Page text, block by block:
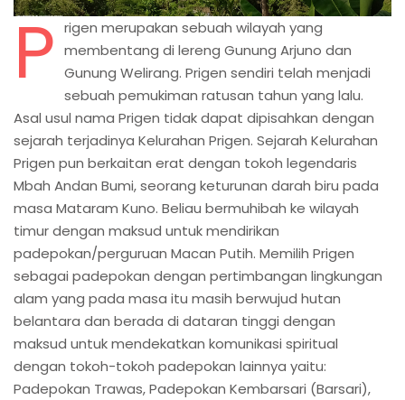
P rigen merupakan sebuah wilayah yang
membentang di lereng Gunung Arjuno dan
Gunung Welirang. Prigen sendiri telah menjadi
sebuah pemukiman ratusan tahun yang lalu.
Asal usul nama Prigen tidak dapat dipisahkan dengan
sejarah terjadinya Kelurahan Prigen. Sejarah Kelurahan
Prigen pun berkaitan erat dengan tokoh legendaris
Mbah Andan Bumi, seorang keturunan darah biru pada
masa Mataram Kuno. Beliau bermuhibah ke wilayah
timur dengan maksud untuk mendirikan
padepokan/perguruan Macan Putih. Memilih Prigen
sebagai padepokan dengan pertimbangan lingkungan
alam yang pada masa itu masih berwujud hutan
belantara dan berada di dataran tinggi dengan
maksud untuk mendekatkan komunikasi spiritual
dengan tokoh-tokoh padepokan lainnya yaitu:
Padepokan Trawas, Padepokan Kembarsari (Barsari),